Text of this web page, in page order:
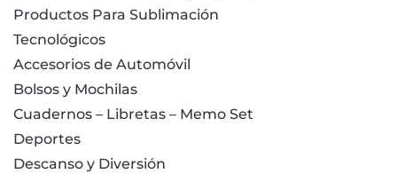
Productos Para Sublimación
Tecnológicos
Accesorios de Automóvil
Bolsos y Mochilas
Cuadernos – Libretas – Memo Set
Deportes
Descanso y Diversión